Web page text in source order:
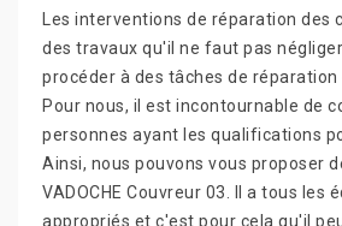
Les interventions de réparation des
des travaux qu'il ne faut pas
procéder à des tâches de réparation
Pour nous, il est incontournable de
personnes ayant les qualifications
Ainsi, nous pouvons vous proposer
VADOCHE Couvreur 03. Il a tous les
appropriés et c'est pour cela qu'il